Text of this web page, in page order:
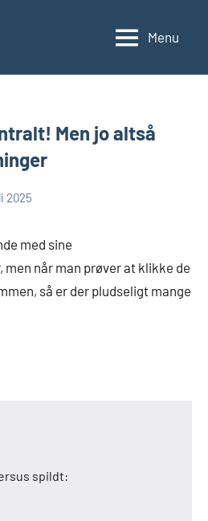
Menu
Men jo altså
2025
med sine
når man prøver at klikke de
så er der pludseligt mange
spildt: